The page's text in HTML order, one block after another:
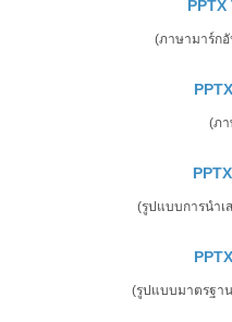
PPTX
(ภาษามาร์ก
(ภา
(รูปแบบการนำเ
(รูปแบบมาตรฐา